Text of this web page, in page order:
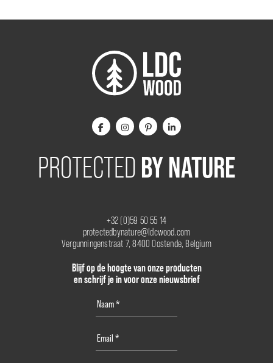
PROTECTED BY NATURE
+32 (0)59 50 55 14
protectedbynature@ldcwood.com
Vergunningenstraat 7, 8400 Oostende, Belgium
Blijf op de hoogte van onze producten
en schrijf je in voor onze nieuwsbrief